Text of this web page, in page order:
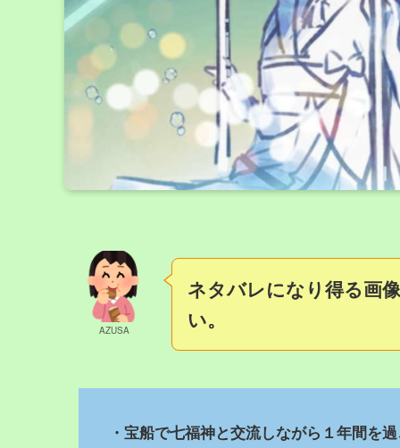
AZUSA
ネタバレになり得る画
い。
・宝船で七福神と交流しながら１年間を